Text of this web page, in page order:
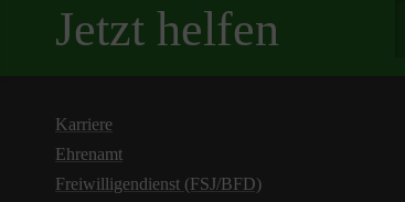
Jetzt helfen
Karriere
Ehrenamt
Freiwilligendienst (FSJ/BFD)